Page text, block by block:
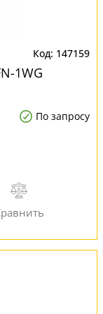
147159
1WG
По запросу